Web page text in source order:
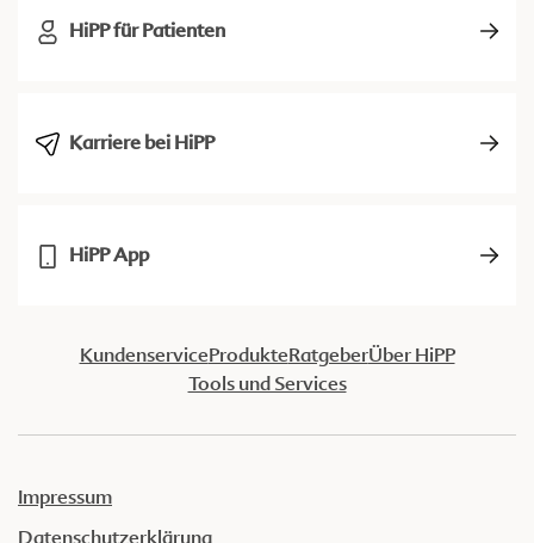
HiPP für Patienten
Karriere bei HiPP
HiPP App
KundenserviceProdukteRatgeberÜber HiPP
Tools und Services
Impressum
Datenschutzerklärung